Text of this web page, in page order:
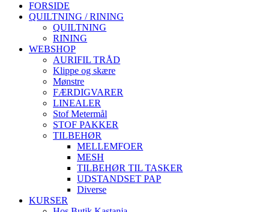
FORSIDE
QUILTNING / RINING
QUILTNING
RINING
WEBSHOP
AURIFIL TRÅD
Klippe og skære
Mønstre
FÆRDIGVARER
LINEALER
Stof Metermål
STOF PAKKER
TILBEHØR
MELLEMFOER
MESH
TILBEHØR TIL TASKER
UDSTANDSET PAP
Diverse
KURSER